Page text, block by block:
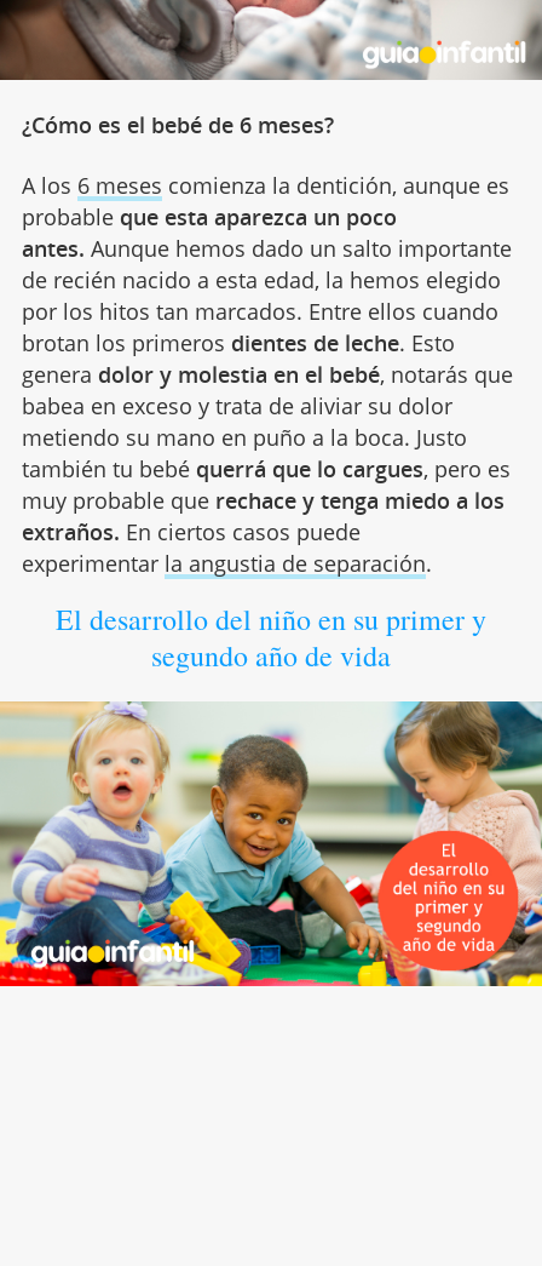
¿Cómo es el bebé de 6 meses?
A los 6 meses comienza la dentición, aunque es
probable que esta aparezca un poco
antes. Aunque hemos dado un salto importante
de recién nacido a esta edad, la hemos elegido
por los hitos tan marcados. Entre ellos cuando
brotan los primeros dientes de leche. Esto
genera dolor y molestia en el bebé, notarás que
babea en exceso y trata de aliviar su dolor
metiendo su mano en puño a la boca. Justo
también tu bebé querrá que lo cargues, pero es
muy probable que rechace y tenga miedo a los
extraños. En ciertos casos puede
experimentar la angustia de separación.
El desarrollo del niño en su primer y
segundo año de vida